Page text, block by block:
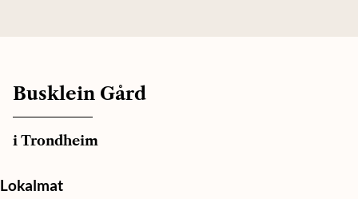
Busklein Gård
i Trondheim
Lokalmat